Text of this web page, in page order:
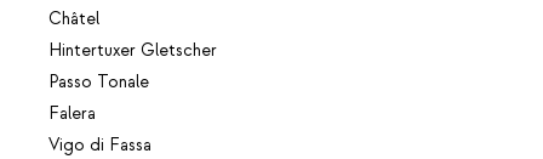
Châtel
Hintertuxer Gletscher
Passo Tonale
Falera
Vigo di Fassa